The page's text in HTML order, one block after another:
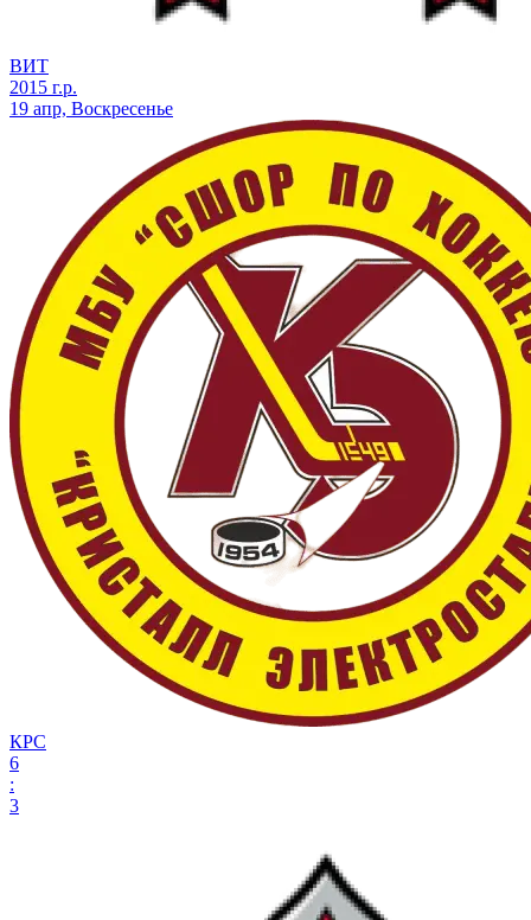
ВИТ
2015 г.р.
19 апр, Воскресенье
КРС
6
:
3